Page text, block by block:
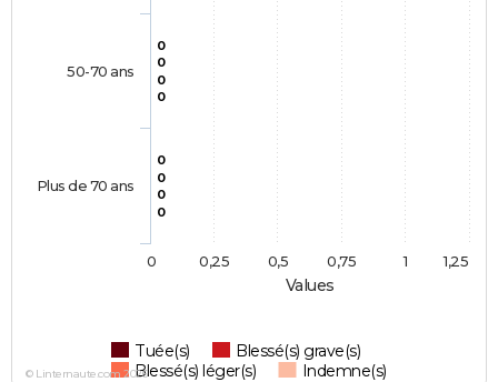
Values
0
0
0
0
0
0
0
0
Tuée(s)
Blessé(s) grave(s)
Blessé(s) léger(s)
Indemne(s)
50-70 ans
Plus de 70 ans
0 1
0,25 0,5 0,75 1,25
© Linternaute.com 2026